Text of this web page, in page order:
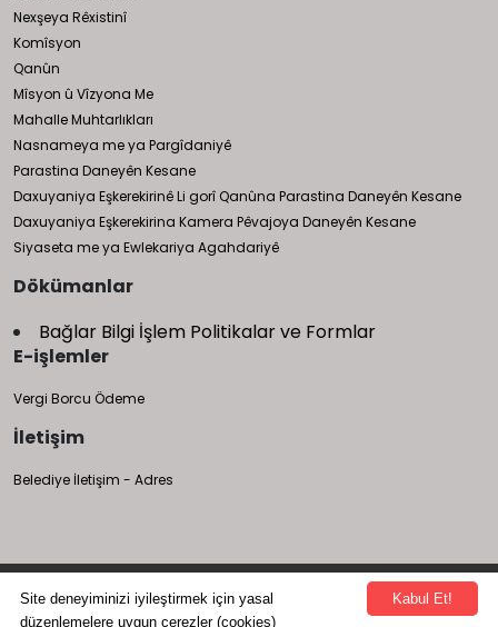
Nexşeya Rêxistinî
Komîsyon
Qanûn
Mîsyon û Vîzyona Me
Mahalle Muhtarlıkları
Nasnameya me ya Pargîdaniyê
Parastina Daneyên Kesane
Daxuyaniya Eşkerekirinê Li gorî Qanûna Parastina Daneyên Kesane
Daxuyaniya Eşkerekirina Kamera Pêvajoya Daneyên Kesane
Siyaseta me ya Ewlekariya Agahdariyê
Dökümanlar
Bağlar Bilgi İşlem Politikalar ve Formlar
E-işlemler
Vergi Borcu Ödeme
İletişim
Belediye İletişim - Adres
Bağlar Belediyesi Bilgi İşlem Müdürlüğü tarafından yapılmıştır.
Kabul Et!
Site deneyiminizi iyileştirmek için yasal
düzenlemelere uygun çerezler (cookies)